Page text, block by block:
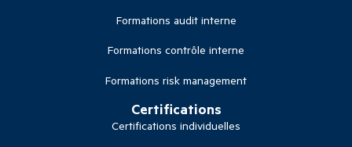
Formations audit interne
Formations contrôle interne
Formations risk management
Certifications
Certifications individuelles